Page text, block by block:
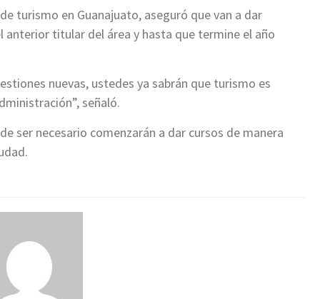
turismo en Guanajuato, aseguró que van a dar
titular del área y hasta que termine el año
nuevas, ustedes ya sabrán que turismo es
señaló.
ser necesario comenzarán a dar cursos de manera